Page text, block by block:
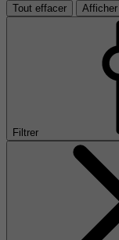
Tout effacer Afficher
Filtrer